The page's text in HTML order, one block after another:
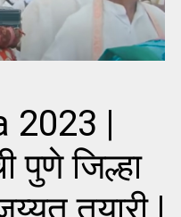
2023 |
पुणे जिल्हा